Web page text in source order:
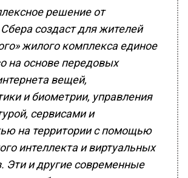
решение от
создаст для жителей
жилого комплекса единое
на основе передовых
вещей,
и биометрии, управления
сервисами и
на территории с помощью
интеллекта и виртуальных
Эти и другие современные